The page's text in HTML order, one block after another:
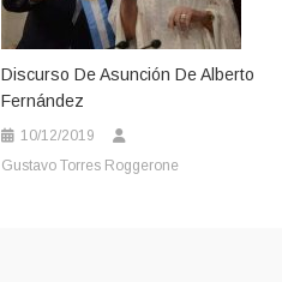
Discurso De Asunción De Alberto
Fernández
10/12/2019
Gustavo Torres Roggerone